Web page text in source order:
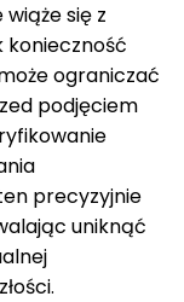
się z
konieczność
ograniczać
podjęciem
precyzyjnie
uniknąć